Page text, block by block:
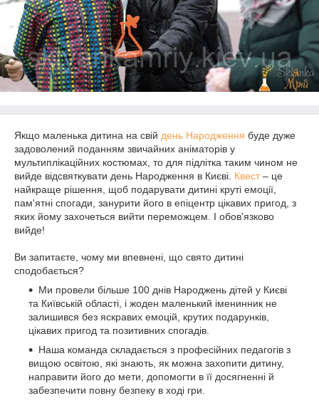
Якщо маленька дитина на свій день Народження буде дуже
задоволений поданням звичайних аніматорів у
мультиплікаційних костюмах, то для підлітка таким чином не
вийде відсвяткувати день Народження в Києві. Квест– це
найкраще рішення, щоб подарувати дитині круті емоції,
пам'ятні спогади, занурити його в епіцентр цікавих пригод, з
яких йому захочеться вийти переможцем. І обов'язково
вийде!
Ви запитаєте, чому ми впевнені, що свято дитині
сподобається?
Ми провели більше 100 днів Народжень дітей у Києві
та Київській області, і жоден маленький іменинник не
залишився без яскравих емоцій, крутих подарунків,
цікавих пригод та позитивних спогадів.
Наша команда складається з професійних педагогів з
вищою освітою, які знають, як можна захопити дитину,
направити його до мети, допомогти в її досягненні й
забезпечити повну безпеку в ході гри.